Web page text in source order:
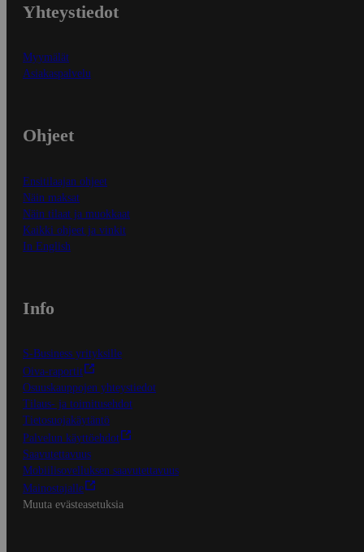
Yhteystiedot
Myymälät
Asiakaspalvelu
Ohjeet
Ensitilaajan ohjeet
Näin maksat
Näin tilaat ja muokkaat
Kaikki ohjeet ja vinkit
In English
Info
S-Business yrityksille
Oiva-raportit
Osuuskauppojen yhteystiedot
Tilaus- ja toimitusehdot
Tietosuojakäytäntö
Palvelun käyttöehdot
Saavutettavuus
Mobiilisovelluksen saavutettavuus
Mainostajalle
Muuta evästeasetuksia